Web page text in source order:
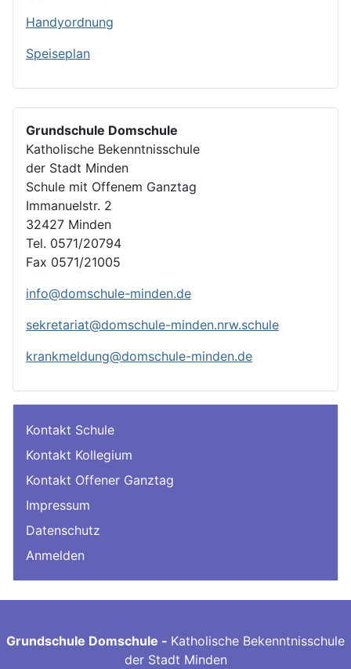
Handyordnung
Speiseplan
Grundschule Domschule
Katholische Bekenntnisschule
der Stadt Minden
Schule mit Offenem Ganztag
Immanuelstr. 2
32427 Minden
Tel. 0571/20794
Fax 0571/21005
info@domschule-minden.de
sekretariat@domschule-minden.nrw.schule
krankmeldung@domschule-minden.de
Kontakt Schule
Kontakt Kollegium
Kontakt Offener Ganztag
Impressum
Datenschutz
Anmelden
Grundschule Domschule - Katholische Bekenntnisschule
der Stadt Minden